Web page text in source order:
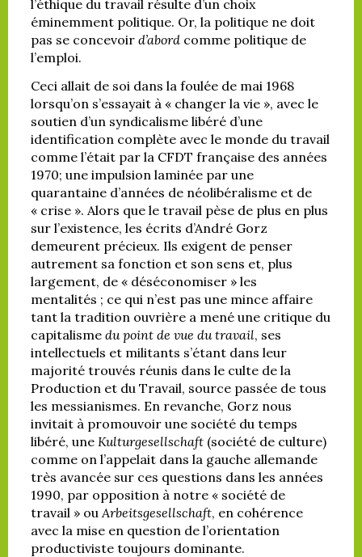
l’éthique du travail résulte d’un choix
éminemment politique. Or, la politique ne doit
pas se concevoir d’abord comme politique de
l’emploi.
Ceci allait de soi dans la foulée de mai 1968
lorsqu’on s’essayait à « changer la vie », avec le
soutien d’un syndicalisme libéré d’une
identification complète avec le monde du travail
comme l’était par la CFDT française des années
1970; une impulsion laminée par une
quarantaine d’années de néolibéralisme et de
« crise ». Alors que le travail pèse de plus en plus
sur l’existence, les écrits d’André Gorz
demeurent précieux. Ils exigent de penser
autrement sa fonction et son sens et, plus
largement, de « déséconomiser » les
mentalités ; ce qui n’est pas une mince affaire
tant la tradition ouvrière a mené une critique du
capitalisme du point de vue du travail, ses
intellectuels et militants s’étant dans leur
majorité trouvés réunis dans le culte de la
Production et du Travail, source passée de tous
les messianismes. En revanche, Gorz nous
invitait à promouvoir une société du temps
libéré, une Kulturgesellschaft (société de culture)
comme on l’appelait dans la gauche allemande
très avancée sur ces questions dans les années
1990, par opposition à notre « société de
travail » ou Arbeitsgesellschaft, en cohérence
avec la mise en question de l’orientation
productiviste toujours dominante.